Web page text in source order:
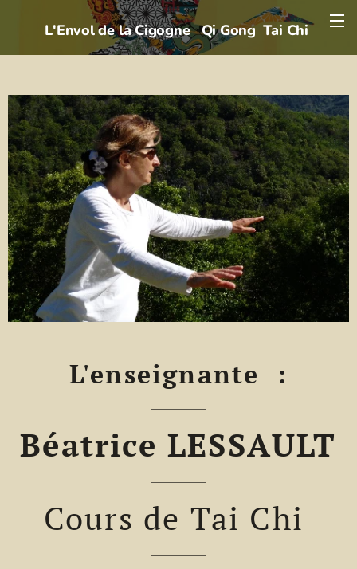
L'Envol de la Cigogne Qi Gong Tai Chi
L'enseignante :
Béatrice LESSAULT
Cours de Tai Chi